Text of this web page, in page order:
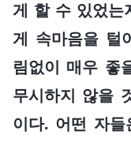
게 할 수 있었는
게 속마음을 털
림없이 매우 좋
무시하지 않을
이다. 어떤 자